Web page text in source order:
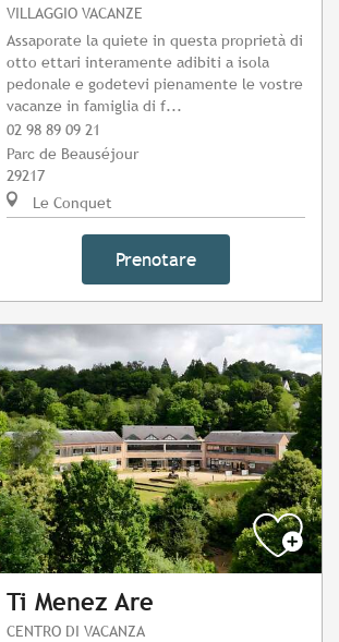
VILLAGGIO VACANZE
Assaporate la quiete in questa proprietà di
otto ettari interamente adibiti a isola
pedonale e godetevi pienamente le vostre
vacanze in famiglia di f...
02 98 89 09 21
Parc de Beauséjour
29217
Le Conquet
Prenotare
Ti Menez Are
CENTRO DI VACANZA